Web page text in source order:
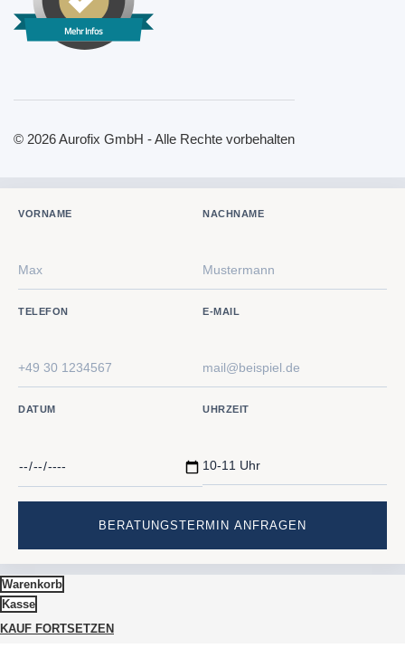
Mehr Infos
© 2026 Aurofix GmbH - Alle Rechte vorbehalten
VORNAME NACHNAME
TELEFON E-MAIL
DATUM UHRZEIT
Warenkorb
Kasse
KAUF FORTSETZEN